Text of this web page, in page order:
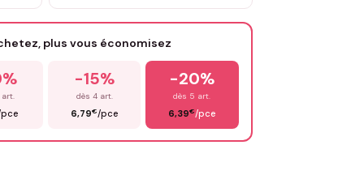
plus vous économisez
art.
-15%
dès 4 art.
6,79€/pce
-20%
dès 5 art.
6,39€/pce